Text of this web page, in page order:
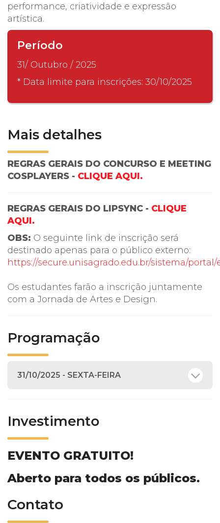
performance, criatividade e expressão
artística.
Período
31/ Outubro / 2025
* Data limite para inscrições: 30/10/2025
Mais detalhes
REGRAS GERAIS DO CONCURSO E MEETING
COSPLAYERS - CLIQUE AQUI.
REGRAS GERAIS DO LIPSYNC - CLIQUE
AQUI.
OBS: O seguinte link de inscrição será
destinado apenas para o público externo:
https://secure.unisagrado.edu.br/sistema/
Os estudantes farão a inscrição juntamente
com a Jornada de Artes e Design.
Programação
31/10/2025 - SEXTA-FEIRA
Investimento
EVENTO GRATUITO!
Aberto para todos os públicos.
Contato